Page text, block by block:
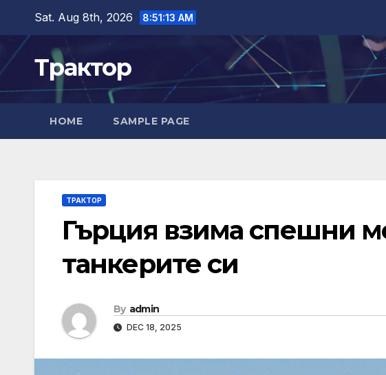
content
Sat. Aug 8th, 2026 8:51:14 AM
Трактор
HOME SAMPLE PAGE
ТРАКТОР
Гърция взима спешни
танкерите си
By admin
DEC 18, 2025